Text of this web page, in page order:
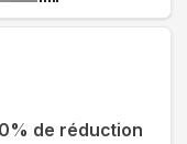
de réduction